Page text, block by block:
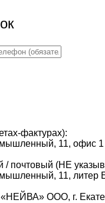
фактурах):
11, офис 1
почтовый (НЕ
11, литер
ООО, г.